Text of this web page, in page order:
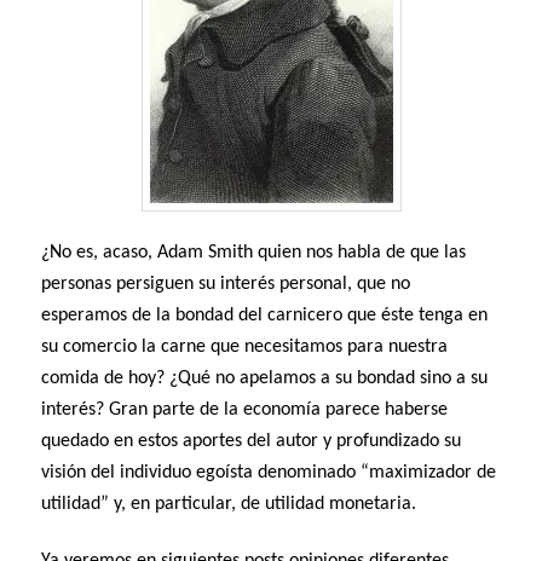
¿No es, acaso, Adam Smith quien nos habla de que las
personas persiguen su interés personal, que no
esperamos de la bondad del carnicero que éste tenga en
su comercio la carne que necesitamos para nuestra
comida de hoy? ¿Qué no apelamos a su bondad sino a su
interés? Gran parte de la economía parece haberse
quedado en estos aportes del autor y profundizado su
visión del individuo egoísta denominado “maximizador de
utilidad” y, en particular, de utilidad monetaria.